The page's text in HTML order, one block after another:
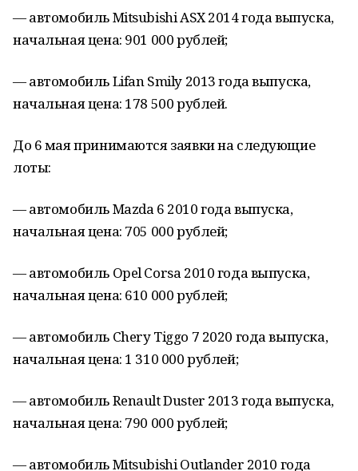
— автомобиль Mitsubishi ASX 2014 года выпуска,
начальная цена: 901 000 рублей;
— автомобиль Lifan Smily 2013 года выпуска,
начальная цена: 178 500 рублей.
До 6 мая принимаются заявки на следующие
лоты:
— автомобиль Mazda 6 2010 года выпуска,
начальная цена: 705 000 рублей;
— автомобиль Opel Corsa 2010 года выпуска,
начальная цена: 610 000 рублей;
— автомобиль Chery Tiggo 7 2020 года выпуска,
начальная цена: 1 310 000 рублей;
— автомобиль Renault Duster 2013 года выпуска,
начальная цена: 790 000 рублей;
— автомобиль Mitsubishi Outlander 2010 года